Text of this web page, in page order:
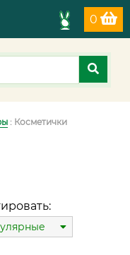
0
: Косметички